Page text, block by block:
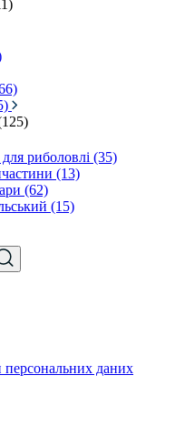
риболовлі (35)
(13)
(62)
(15)
персональних даних